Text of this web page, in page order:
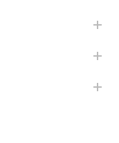
りがとうございま